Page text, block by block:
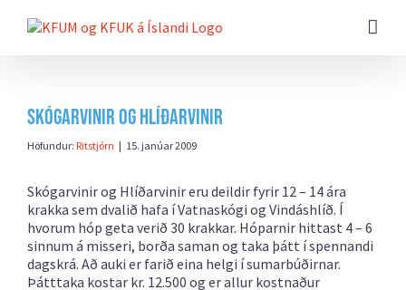
beint
Skógarvinir og Hlíðarvinir
Höfundur: Ritstjórn | 15. janúar 2009
Skógarvinir og Hlíðarvinir eru deildir fyrir 12 – 14 ára
krakka sem dvalið hafa í Vatnaskógi og Vindáshlíð. Í
hvorum hóp geta verið 30 krakkar. Hóparnir hittast 4 – 6
sinnum á misseri, borða saman og taka þátt í spennandi
dagskrá. Að auki er farið eina helgi í sumarbúðirnar.
Þátttaka kostar kr. 12.500 og er allur kostnaður